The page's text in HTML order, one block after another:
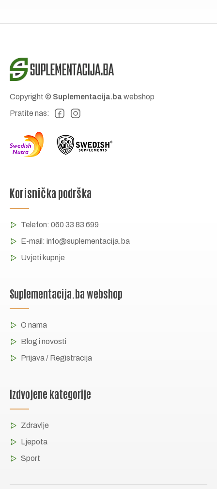
Copyright © Suplementacija.bawebshop
Pratite nas:
Korisnička podrška
Telefon: 060 33 83 699
E-mail: info@suplementacija.ba
Uvjeti kupnje
Suplementacija.ba webshop
O nama
Blog i novosti
Prijava / Registracija
Izdvojene kategorije
Zdravlje
Ljepota
Sport